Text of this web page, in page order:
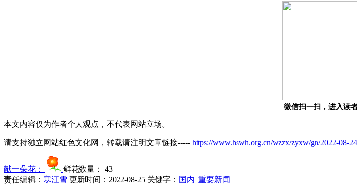
微信扫一扫，进入读
本文内容仅为作者个人观点，不代表网站立场。
请支持独立网站红色文化网，转载请注明文章链接----- https://www.hswh.org.cn/wzzx/zyxw/gn/2022-08-
献一朵花： 鲜花数量： 43
责任编辑： 寒江雪 更新时间：2022-08-25 关键字： 国内 重要新闻